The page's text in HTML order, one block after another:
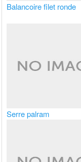
Balancoire filet ronde
Serre palram